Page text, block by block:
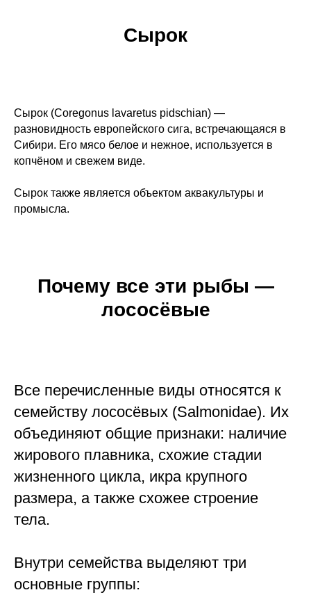
Сырок
Сырок (Coregonus lavaretus pidschian) —
разновидность европейского сига, встречающаяся в
Сибири. Его мясо белое и нежное, используется в
копчёном и свежем виде.
Сырок также является объектом аквакультуры и
промысла.
Почему все эти рыбы —
лососёвые
Все перечисленные виды относятся к
семейству лососёвых (Salmonidae). Их
объединяют общие признаки: наличие
жирового плавника, схожие стадии
жизненного цикла, икра крупного
размера, а также схожее строение
тела.
Внутри семейства выделяют три
основные группы: